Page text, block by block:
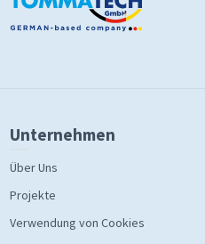
Unternehmen
Über Uns
Projekte
Verwendung von Cookies